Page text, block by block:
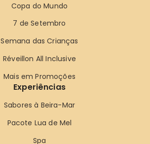
Copa do Mundo
7 de Setembro
Semana das Crianças
Réveillon All Inclusive
Mais em Promoções
Experiências
Sabores à Beira-Mar
Pacote Lua de Mel
Spa